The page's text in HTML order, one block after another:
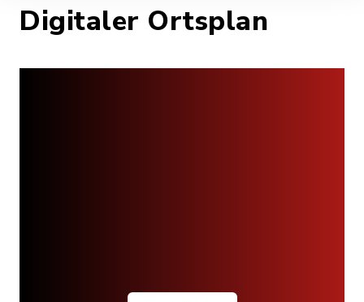
Digitaler Ortsplan